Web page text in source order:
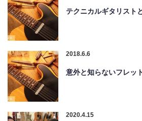
テクニカルギタリスト
2018.6.6
意外と知らないフレッ
2020.4.15